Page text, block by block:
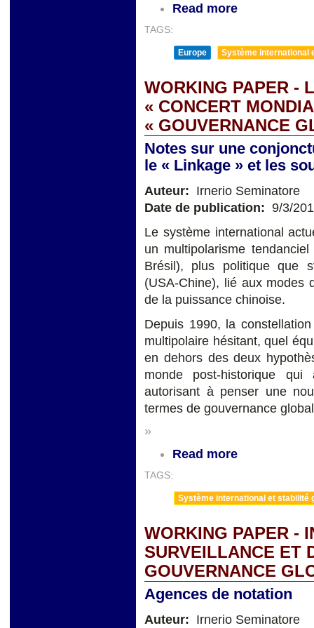
Read more
TAGS:
Europe Système international
WORKING PAPER -
« CONCERT
« GOUVERNANCE
Notes sur une
le « Linkage » et les
Auteur: Irnerio Seminatore
Date de publication: 9/3/
Le système international
un multipolarisme
Brésil), plus politique que
(USA-Chine), lié aux modes
de la puissance chinoise.
Depuis 1990, la
multipolaire hésitant, quel
en dehors des deux
monde post-historique
autorisant à penser une
termes de gouvernance
»
Read more
TAGS:
Système international et stabilité
WORKING PAPER -
SURVEILLANCE ET
GOUVERNANCE
Agences de notation
Auteur: Irnerio Seminatore